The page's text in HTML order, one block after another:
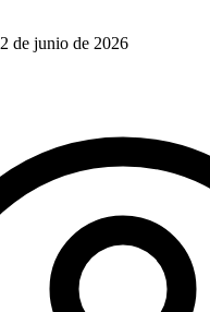
2 de junio de 2026